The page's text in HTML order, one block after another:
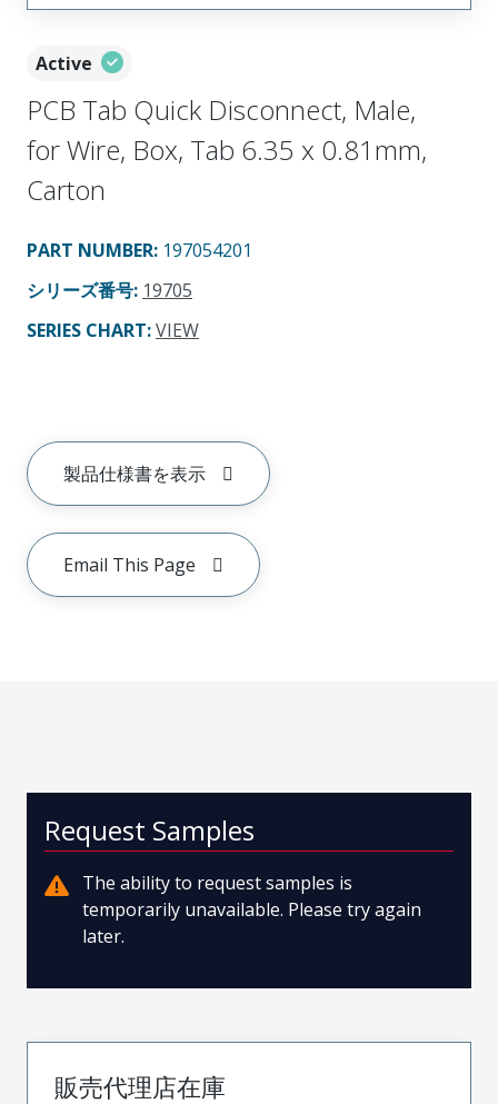
Active
PCB Tab Quick Disconnect, Male,
for Wire, Box, Tab 6.35 x 0.81mm,
Carton
PART NUMBER: 197054201
シリーズ番号: 19705
SERIES CHART:VIEW
製品仕様書を表示
Email This Page
Request Samples
The ability to request samples is
temporarily unavailable. Please try again
later.
販売代理店在庫